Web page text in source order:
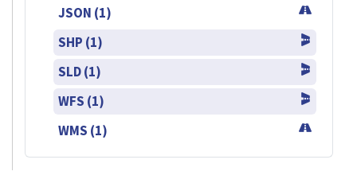
JSON (1)
SHP (1)
SLD (1)
WFS (1)
WMS (1)